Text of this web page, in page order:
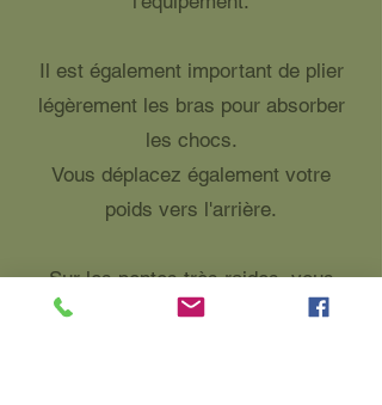
Il est également important de plier
légèrement les bras pour absorber
les chocs.
Vous déplacez également votre
poids vers l'arrière.
Sur les pentes très raides, vous
pouvez vous accrocher derrière